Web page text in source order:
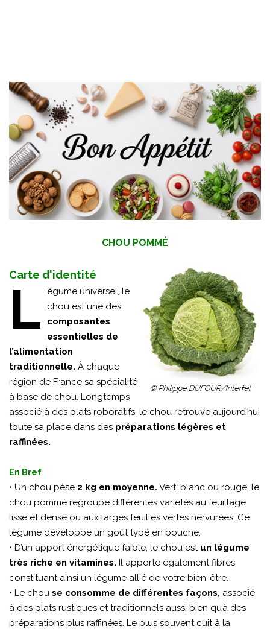
CHOU POMMÉ
Carte d'identité
L
égume universel, le
chou est une des
composantes
essentielles de
l’alimentation
traditionnelle. À chaque
région de France sa spécialité
à base de chou. Longtemps
associé à des plats roboratifs, le chou retrouve aujourd’hui
toute sa place dans des préparations légères et
raffinées.
En Bref
• Un chou pèse 2 kg en moyenne. Vert, blanc ou rouge, le
chou pommé regroupe différentes variétés au feuillage
lisse et dense ou aux larges feuilles vertes nervurées. Ce
légume développe un goût typé en bouche.
• D’un apport énergétique faible, le chou est un légume
très riche en vitamines. Il apporte également fibres,
constituant ainsi un légume allié de votre bien-être.
• Le chou se consomme de différentes façons, associé
à des plats rustiques et traditionnels aussi bien qu’à des
préparations plus raffinées. Le plus souvent cuit à la